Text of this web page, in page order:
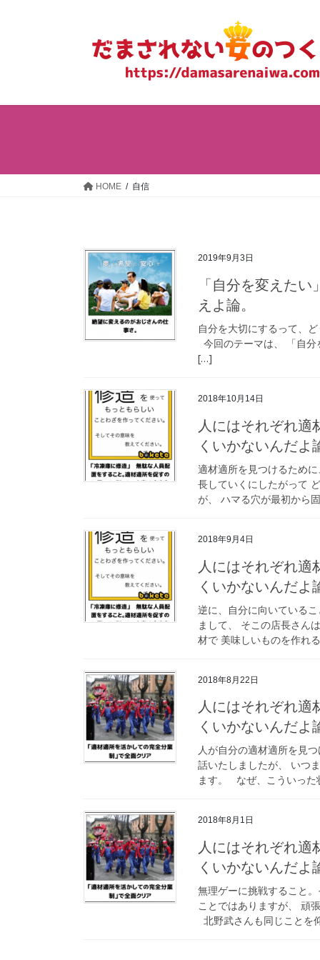
HOME 自信
2019年9月3日
「自分を変えた
えよ論。
自分を大切にするって、
今回のテーマは、 「自
[…]
2018年10月14日
人にはそれぞれ適
くいかないんだよ
適材適所を見つけるため
長していくにしたがって
が、 ハマる穴が最初から
2018年9月4日
人にはそれぞれ適
くいかないんだよ
逆に、自分に向いている
まして、 そこの店長さん
材で 美味しいものを作れ
2018年8月22日
人にはそれぞれ適
くいかないんだよ
人が自分の適材適所を見
話いたしましたが、 いつ
ます。 なぜ、こういっ
2018年8月1日
人にはそれぞれ適
くいかないんだよ
無理ゲーに挑戦すること
ことではありますが、 頑
北野武さんも同じこと